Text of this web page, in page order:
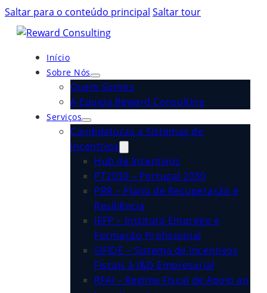
Saltar para o conteúdo principal Saltar tour
Início
Sobre Nós
Quem Somos
A Equipa Reward Consulting
Serviços
Candidaturas a Sistemas de
Incentivos
Hub de Incentivos
PT2030 – Portugal 2030
PRR – Plano de Recuperação e
Resiliência
IEFP – Instituto Emprego e
Formação Profissional
SIFIDE – Sistema de Incentivos
Fiscais à I&D Empresarial
RFAI – Regime Fiscal de Apoio ao